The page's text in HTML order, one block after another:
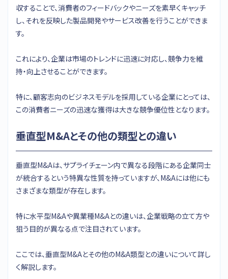
収することで、消費者のフィードバックやニーズを素早くキャッチ
し、それを反映した製品開発やサービス改善を行うことができま
す。
これにより、企業は市場のトレンドに迅速に対応し、競争力を維
持・向上させることができます。
特に、顧客志向のビジネスモデルを採用している企業にとっては、
この消費者ニーズの迅速な獲得は大きな競争優位性となります。
垂直型M&Aとその他の類型との違い
垂直型M&Aは、サプライチェーン内で異なる段階にある企業同士
が統合するという特異な性質を持っていますが、M&Aには他にも
さまざまな類型が存在します。
特に水平型M&Aや異業種M&Aとの違いは、企業戦略の立て方や
狙う目的が異なる点で注目されています。
ここでは、垂直型M&Aとその他のM&A類型との違いについて詳し
く解説します。